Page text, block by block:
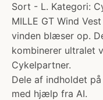
Sort - L. Kategori:
MILLE GT Wind
vinden blæser op.
kombinerer ultralet
Cykelpartner.
Dele af indholdet
med hjælp fra AI.